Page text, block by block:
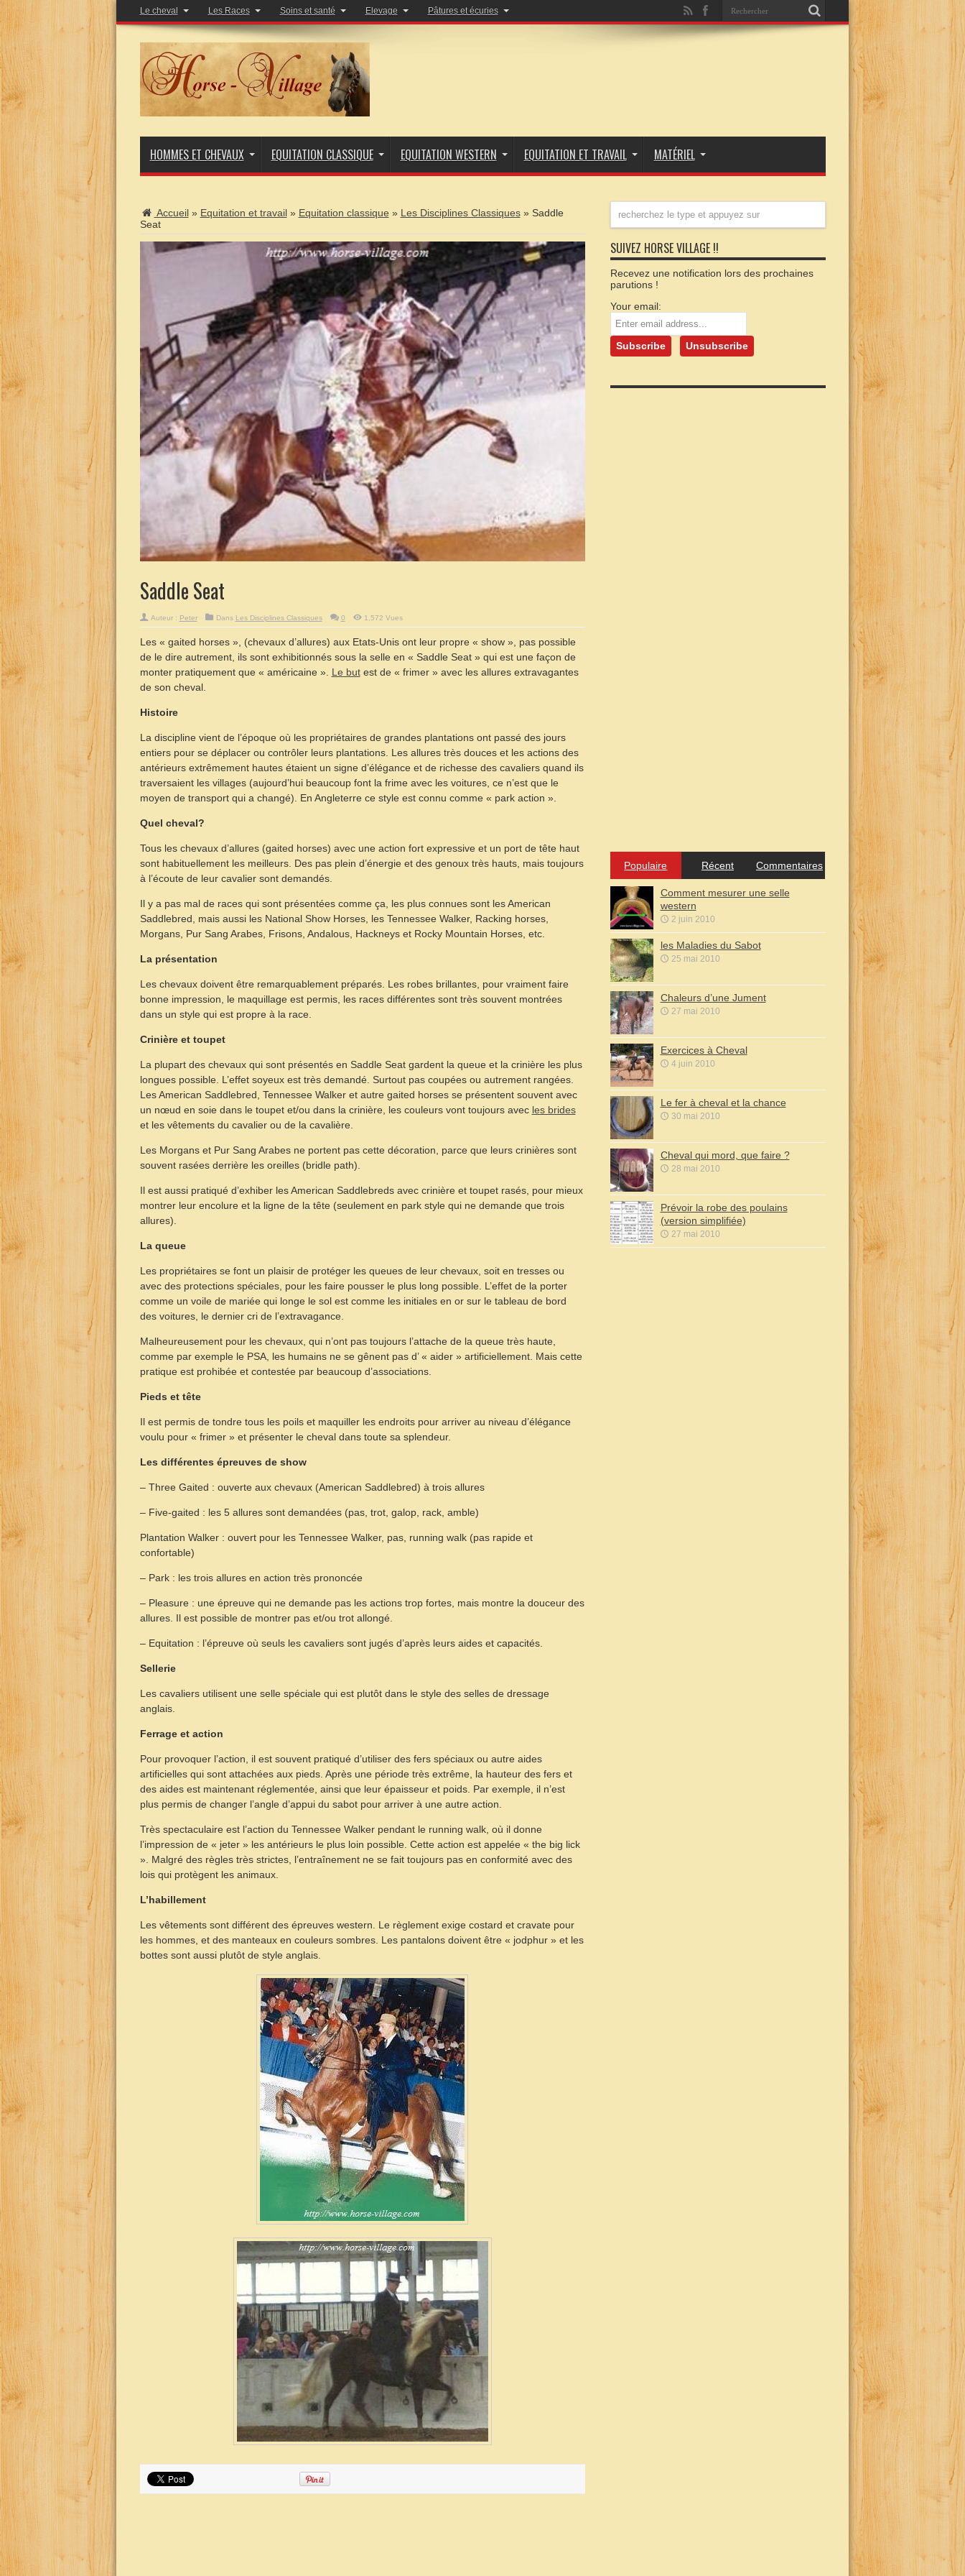
Le cheval Les Races Soins et santé Elevage Pâtures et écuries
HOMMES ET CHEVAUX EQUITATION CLASSIQUE EQUITATION WESTERN EQUITATION ET TRAVAIL MATÉRIEL
Accueil » Equitation et travail » Equitation classique » Les Disciplines Classiques » Saddle
Seat
Saddle Seat
Auteur : Peter Dans Les Disciplines Classiques 0 1,572 Vues
Les « gaited horses », (chevaux d’allures) aux Etats-Unis ont leur propre « show », pas possible
de le dire autrement, ils sont exhibitionnés sous la selle en « Saddle Seat » qui est une façon de
monter pratiquement que « américaine ». Le butest de « frimer » avec les allures extravagantes
de son cheval.
Histoire
La discipline vient de l’époque où les propriétaires de grandes plantations ont passé des jours
entiers pour se déplacer ou contrôler leurs plantations. Les allures très douces et les actions des
antérieurs extrêmement hautes étaient un signe d’élégance et de richesse des cavaliers quand ils
traversaient les villages (aujourd’hui beaucoup font la frime avec les voitures, ce n’est que le
moyen de transport qui a changé). En Angleterre ce style est connu comme « park action ».
Quel cheval?
Tous les chevaux d’allures (gaited horses) avec une action fort expressive et un port de tête haut
sont habituellement les meilleurs. Des pas plein d’énergie et des genoux très hauts, mais toujours
à l’écoute de leur cavalier sont demandés.
Il y a pas mal de races qui sont présentées comme ça, les plus connues sont les American
Saddlebred, mais aussi les National Show Horses, les Tennessee Walker, Racking horses,
Morgans, Pur Sang Arabes, Frisons, Andalous, Hackneys et Rocky Mountain Horses, etc.
La présentation
Les chevaux doivent être remarquablement préparés. Les robes brillantes, pour vraiment faire
bonne impression, le maquillage est permis, les races différentes sont très souvent montrées
dans un style qui est propre à la race.
Crinière et toupet
La plupart des chevaux qui sont présentés en Saddle Seat gardent la queue et la crinière les plus
longues possible. L’effet soyeux est très demandé. Surtout pas coupées ou autrement rangées.
Les American Saddlebred, Tennessee Walker et autre gaited horses se présentent souvent avec
un nœud en soie dans le toupet et/ou dans la crinière, les couleurs vont toujours avec les brides
et les vêtements du cavalier ou de la cavalière.
Les Morgans et Pur Sang Arabes ne portent pas cette décoration, parce que leurs crinières sont
souvent rasées derrière les oreilles (bridle path).
Il est aussi pratiqué d’exhiber les American Saddlebreds avec crinière et toupet rasés, pour mieux
montrer leur encolure et la ligne de la tête (seulement en park style qui ne demande que trois
allures).
La queue
Les propriétaires se font un plaisir de protéger les queues de leur chevaux, soit en tresses ou
avec des protections spéciales, pour les faire pousser le plus long possible. L’effet de la porter
comme un voile de mariée qui longe le sol est comme les initiales en or sur le tableau de bord
des voitures, le dernier cri de l’extravagance.
Malheureusement pour les chevaux, qui n’ont pas toujours l’attache de la queue très haute,
comme par exemple le PSA, les humains ne se gênent pas d’ « aider » artificiellement. Mais cette
pratique est prohibée et contestée par beaucoup d’associations.
Pieds et tête
Il est permis de tondre tous les poils et maquiller les endroits pour arriver au niveau d’élégance
voulu pour « frimer » et présenter le cheval dans toute sa splendeur.
Les différentes épreuves de show
– Three Gaited : ouverte aux chevaux (American Saddlebred) à trois allures
– Five-gaited : les 5 allures sont demandées (pas, trot, galop, rack, amble)
Plantation Walker : ouvert pour les Tennessee Walker, pas, running walk (pas rapide et
confortable)
– Park : les trois allures en action très prononcée
– Pleasure : une épreuve qui ne demande pas les actions trop fortes, mais montre la douceur des
allures. Il est possible de montrer pas et/ou trot allongé.
– Equitation : l’épreuve où seuls les cavaliers sont jugés d’après leurs aides et capacités.
Sellerie
Les cavaliers utilisent une selle spéciale qui est plutôt dans le style des selles de dressage
anglais.
Ferrage et action
Pour provoquer l’action, il est souvent pratiqué d’utiliser des fers spéciaux ou autre aides
artificielles qui sont attachées aux pieds. Après une période très extrême, la hauteur des fers et
des aides est maintenant réglementée, ainsi que leur épaisseur et poids. Par exemple, il n’est
plus permis de changer l’angle d’appui du sabot pour arriver à une autre action.
Très spectaculaire est l’action du Tennessee Walker pendant le running walk, où il donne
l’impression de « jeter » les antérieurs le plus loin possible. Cette action est appelée « the big lick
». Malgré des règles très strictes, l’entraînement ne se fait toujours pas en conformité avec des
lois qui protègent les animaux.
L’habillement
Les vêtements sont différent des épreuves western. Le règlement exige costard et cravate pour
les hommes, et des manteaux en couleurs sombres. Les pantalons doivent être « jodphur » et les
bottes sont aussi plutôt de style anglais.
SUIVEZ HORSE VILLAGE !!
Recevez une notification lors des prochaines
parutions !
Your email:
Populaire Récent Commentaires
Comment mesurer une selle
western
2 juin 2010
les Maladies du Sabot
25 mai 2010
Chaleurs d’une Jument
27 mai 2010
Exercices à Cheval
4 juin 2010
Le fer à cheval et la chance
30 mai 2010
Cheval qui mord, que faire ?
28 mai 2010
Prévoir la robe des poulains
(version simplifiée)
27 mai 2010